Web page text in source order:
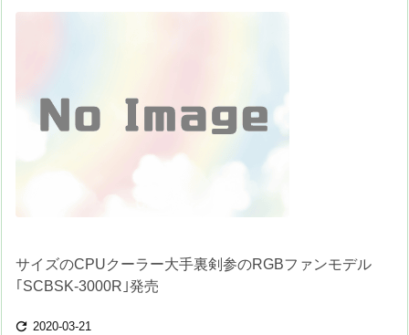
サイズのCPUクーラー大手裏剣参のRGBファンモデル
｢SCBSK-3000R｣発売
 2020-03-21